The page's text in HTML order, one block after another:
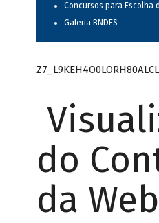
Concursos para Escolha
Galeria BNDES
do
da Web